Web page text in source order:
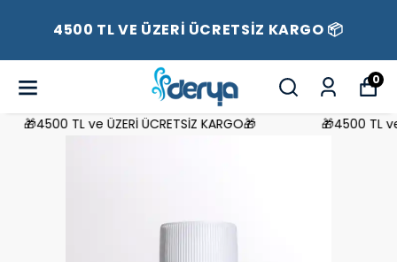
4500 TL VE ÜZERİ ÜCRETSİZ KARGO 📦
0
🎁4500 TL ve ÜZERİ ÜCRETSİZ KARGO🎁 🎁4500 TL ve